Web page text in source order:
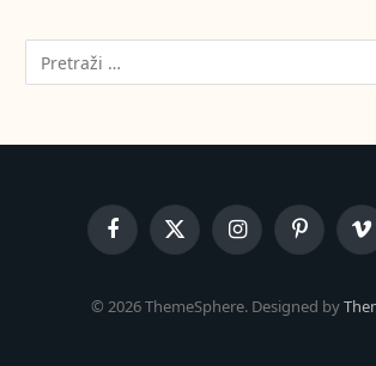
FacebookX
(Twitter)
InstagramPinterest
© 2026 ThemeSphere. Designed by